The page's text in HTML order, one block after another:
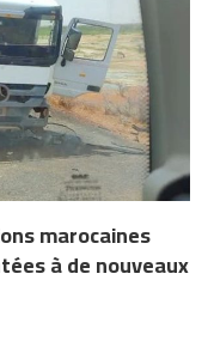
marocaines
à de nouveaux